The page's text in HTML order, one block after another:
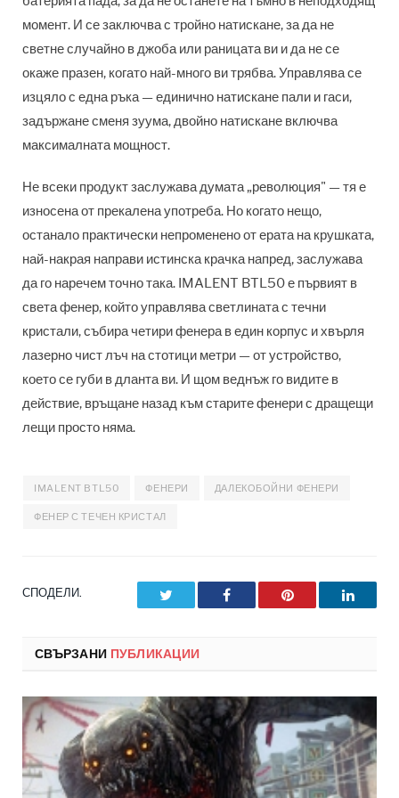
момент. И се заключва с тройно натискане, за да не
светне случайно в джоба или раницата ви и да не се
окаже празен, когато най-много ви трябва. Управлява се
изцяло с една ръка — единично натискане пали и гаси,
задържане сменя зуума, двойно натискане включва
максималната мощност.
Не всеки продукт заслужава думата „революция" — тя е
износена от прекалена употреба. Но когато нещо,
останало практически непроменено от ерата на крушката,
най-накрая направи истинска крачка напред, заслужава
да го наречем точно така. IMALENT BTL50 е първият в
света фенер, който управлява светлината с течни
кристали, събира четири фенера в един корпус и хвърля
лазерно чист лъч на стотици метри — от устройство,
което се губи в дланта ви. И щом веднъж го видите в
действие, връщане назад към старите фенери с дращещи
лещи просто няма.
IMALENT BTL50 ФЕНЕРИ ДАЛЕКОБОЙНИ ФЕНЕРИ
ФЕНЕР С ТЕЧЕН КРИСТАЛ
СПОДЕЛИ. Facebook Pinterest
СВЪРЗАНИ ПУБЛИКАЦИИ